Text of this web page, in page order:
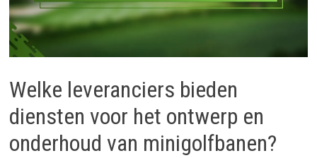
Welke leveranciers bieden
diensten voor het ontwerp en
onderhoud van minigolfbanen?